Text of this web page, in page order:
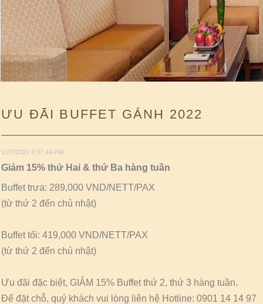
ƯU ĐÃI BUFFET GÁNH 2022
1/27/2022 4:37:44 PM
Giảm 15% thứ Hai & thứ Ba hàng tuần
Buffet trưa: 289,000 VND/NETT/PAX
(từ thứ 2 đến chủ nhật)
Buffet tối: 419,000 VND/NETT/PAX
(từ thứ 2 đến chủ nhật)
Ưu đãi đặc biệt, GIẢM 15% Buffet thứ 2, thứ 3 hàng tuần.
Để đặt chỗ, quý khách vui lòng liên hệ Hotline: 0901 14 14 97